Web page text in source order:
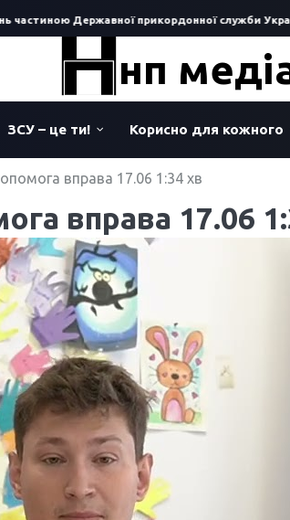
Державної прикордонної служби України
нп
ЗСУ – це ти! Корисно для кожного
вправа 17.06 1:34 хв
вправа 17.06